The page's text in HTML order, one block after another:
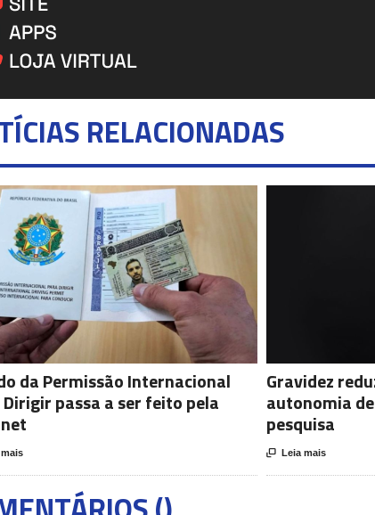
RELACIONADAS
da Permissão Internacional
passa a ser feito pela
Gravidez
autonomia
pesquisa
 Leia mais